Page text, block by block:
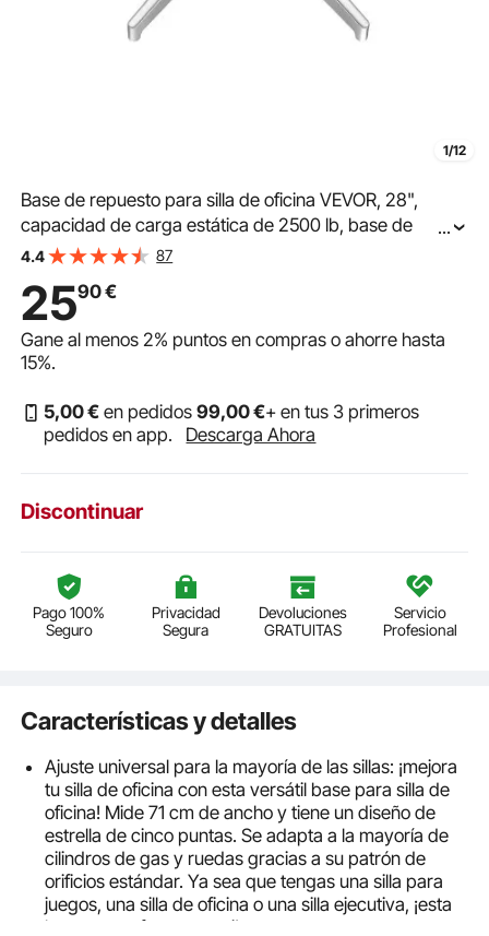
1/12
Base de repuesto para silla de oficina VEVOR, 28",
capacidad de carga estática de 2500 lb, base de
taburete para silla de escritorio de computadora
piezas de repuesto para base de silla de escritorio, color
plateado
...
4.4 87
2590€
Gane al menos2% puntos en compras o ahorre hasta
15%.
5,00€ en pedidos99,00€+ en tus 3 primeros
pedidos en app.
Descarga Ahora
Discontinuar
Pago 100%
Seguro
Privacidad
Segura
Devoluciones
GRATUITAS
Servicio
Profesional
Características y detalles
Ajuste universal para la mayoría de las sillas: ¡mejora
tu silla de oficina con esta versátil base para silla de
oficina! Mide 71 cm de ancho y tiene un diseño de
estrella de cinco puntas. Se adapta a la mayoría de
cilindros de gas y ruedas gracias a su patrón de
orificios estándar. Ya sea que tengas una silla para
juegos, una silla de oficina o una silla ejecutiva, ¡esta
base es perfecta para ti!